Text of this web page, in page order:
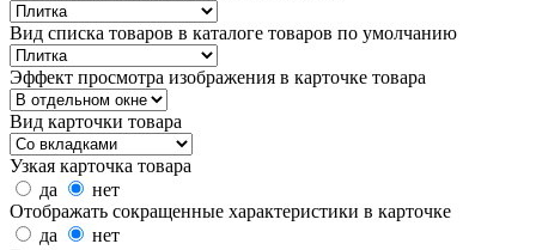
Вид списка товаров в каталоге товаров по умолчанию
Эффект просмотра изображения в карточке товара
Вид карточки товара
Узкая карточка товара
да
нет
Отображать сокращенные характеристики в карточке
да
нет